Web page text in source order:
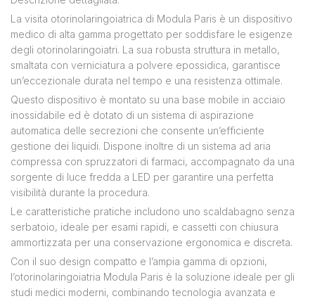
La visita otorinolaringoiatrica di Modula Paris è un dispositivo
medico di alta gamma progettato per soddisfare le esigenze
degli otorinolaringoiatri. La sua robusta struttura in metallo,
smaltata con verniciatura a polvere epossidica, garantisce
un’eccezionale durata nel tempo e una resistenza ottimale.
Questo dispositivo è montato su una base mobile in acciaio
inossidabile ed è dotato di un sistema di aspirazione
automatica delle secrezioni che consente un’efficiente
gestione dei liquidi. Dispone inoltre di un sistema ad aria
compressa con spruzzatori di farmaci, accompagnato da una
sorgente di luce fredda a LED per garantire una perfetta
visibilità durante la procedura.
Le caratteristiche pratiche includono uno scaldabagno senza
serbatoio, ideale per esami rapidi, e cassetti con chiusura
ammortizzata per una conservazione ergonomica e discreta.
Con il suo design compatto e l’ampia gamma di opzioni,
l’otorinolaringoiatria Modula Paris è la soluzione ideale per gli
studi medici moderni, combinando tecnologia avanzata e